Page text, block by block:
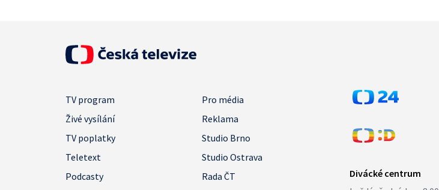
TV program
Pro média
Živé vysílání
Reklama
TV poplatky
Studio Brno
Teletext
Studio Ostrava
Podcasty
Rada ČT